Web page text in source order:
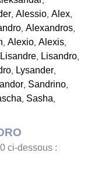
, Alessio, Alex,
, Alexandros,
, Alexio, Alexis,
Lisandre, Lisandro,
, Lysander,
, Sandrino,
, Sasha,
ci-dessous :